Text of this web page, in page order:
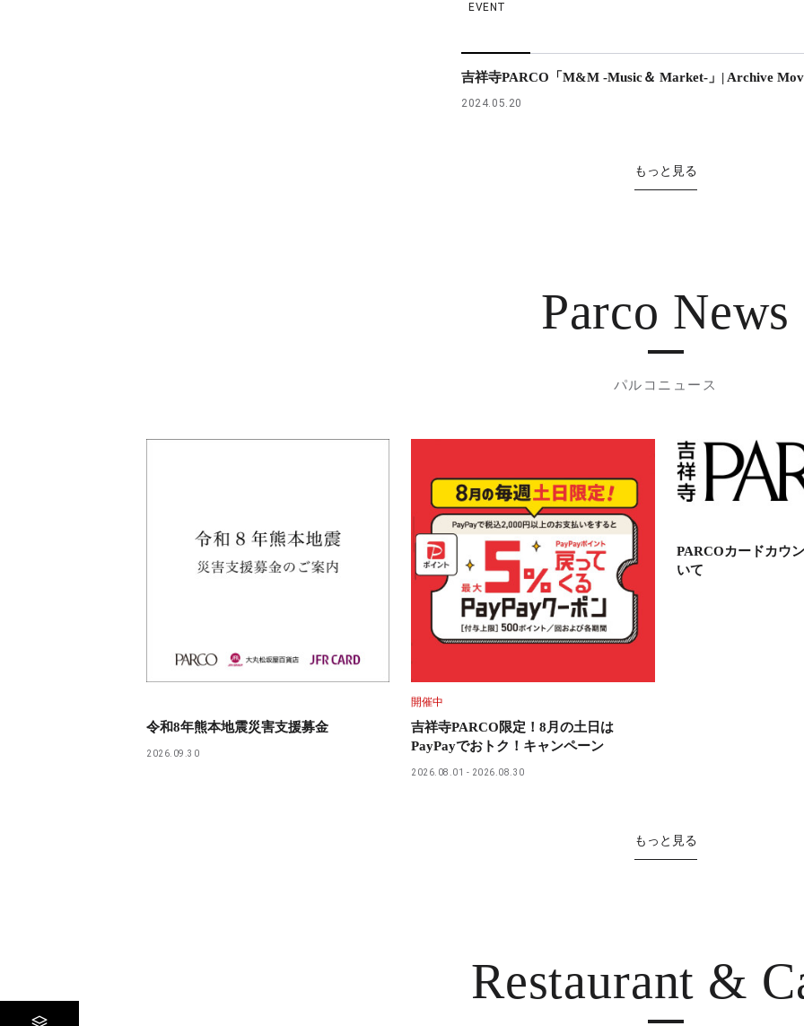
EVENT
吉祥寺PARCO「M&M -Music＆ Market-」| Archive
2024.05.20
もっと見る
Parco News
パルコニュース
令和8年熊本地震災害支援募金
2026.09.30
開催中
吉祥寺PARCO限定！8月の土日は
PayPayでおトク！キャンペーン
2026.08.01 2026.08.30
PARCOカードカウ
いて
もっと見る
Restaurant &